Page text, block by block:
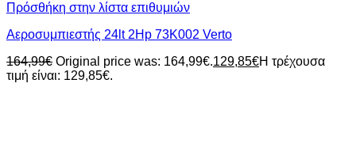
Πρόσθήκη στην λίστα επιθυμιών
Αεροσυμπιεστής 24lt 2Hp 73K002 Verto
164,99€ Original price was: 164,99€.129,85€Η τρέχουσα
τιμή είναι: 129,85€.